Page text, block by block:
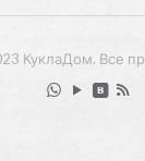
КуклаДом. Все